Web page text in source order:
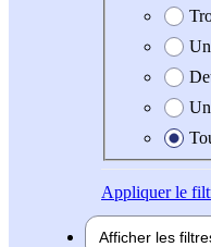
Appliquerle
Afficher les